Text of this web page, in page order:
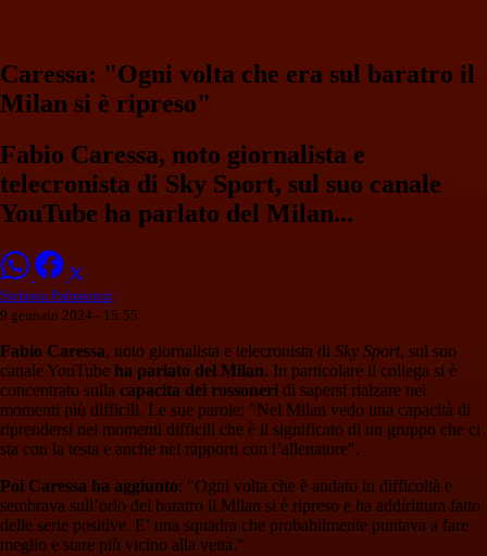
Caressa: "Ogni volta che era sul baratro il
Milan si è ripreso"
Fabio Caressa, noto giornalista e
telecronista di Sky Sport, sul suo canale
YouTube ha parlato del Milan...
Stefania Palminteri
9 gennaio 2024 - 15:55
Fabio Caressa, noto giornalista e telecronista di Sky Sport, sul suo
canale YouTube ha parlato del Milan. In particolare il collega si è
concentrato sulla capacita dei rossoneri di sapersi rialzare nei
momenti più difficili. Le sue parole: "Nel Milan vedo una capacità di
riprendersi nei momenti difficili che è il significato di un gruppo che ci
sta con la testa e anche nei rapporti con l’allenatore".
Poi Caressa ha aggiunto: "Ogni volta che è andato in difficoltà e
sembrava sull’orlo del baratro il Milan si è ripreso e ha addirittura fatto
delle serie positive. E’ una squadra che probabilmente puntava a fare
meglio e stare più vicino alla vetta."